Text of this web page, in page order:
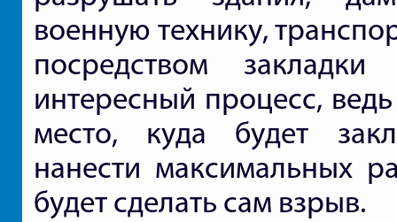
военную технику,
посредством
интересный процесс,
место, куда будет
нанести максимальных
будет сделать сам взрыв.